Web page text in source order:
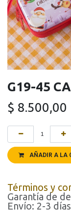
G19-45
$ 8.500,00
AÑADIR A LA
Términos y
Garantía de
Envío: 2-3